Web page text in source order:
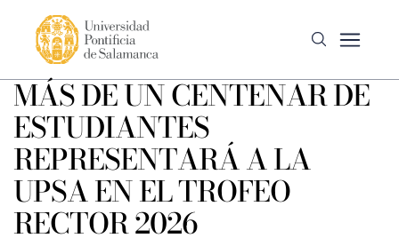
MÁS DE UN CENTENAR DE
ESTUDIANTES
REPRESENTARÁ A LA
UPSA EN EL TROFEO
RECTOR 2026